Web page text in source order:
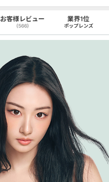
お客様レビュー
(566)
業界1位
ポップレンズ